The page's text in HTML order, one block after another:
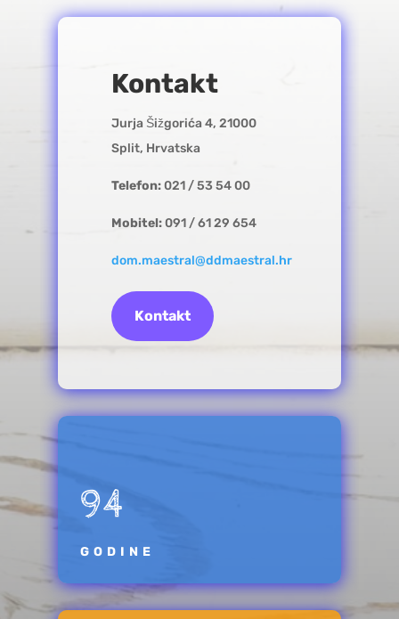
Kontakt
Jurja Šižgorića 4, 21000
Split, Hrvatska
Telefon:021 / 53 54 00
Mobitel:091 / 61 29 654
dom.maestral@ddmaestral.hr
Kontakt
94
GODINE